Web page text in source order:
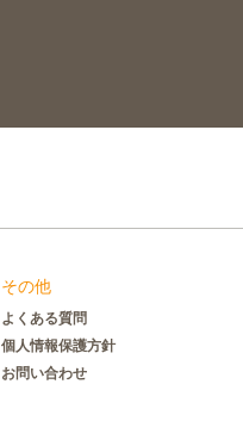
その他
よくある質問
個人情報保護方針
お問い合わせ